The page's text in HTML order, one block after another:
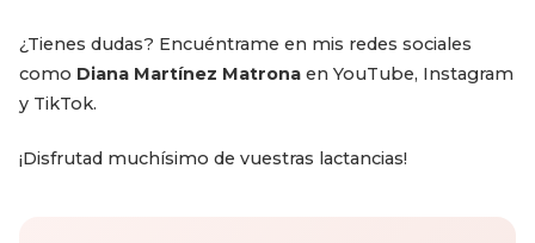
¿Tienes dudas? Encuéntrame en mis redes sociales
como Diana Martínez Matrona en YouTube, Instagram
y TikTok.
¡Disfrutad muchísimo de vuestras lactancias!